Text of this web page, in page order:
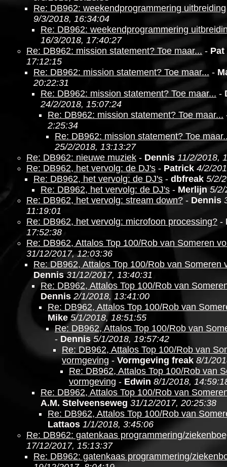
Re: DB962: weekendprogrammering uitbreiding
9/3/2018, 16:34:04
Re: DB962: weekendprogrammering
16/3/2018, 17:40:27
Re: DB962: mission statement? Toe maar... - Pat
17:12:15
Re: DB962: mission statement? Toe maar... -
20:22:31
Re: DB962: mission statement? Toe maar... -
24/2/2018, 15:07:24
Re: DB962: mission statement? Toe maar...
2:25:34
Re: DB962: mission statement? Toe
25/2/2018, 13:13:27
Re: DB962: nieuwe muziek - Dennis 11/2/2018,
Re: DB962, het vervolg: de DJ's - Patrick 4/2/
Re: DB962, het vervolg: de DJ's - dbfreak 5/2/
Re: DB962, het vervolg: de DJ's - Merlijn 5/2/
Re: DB962, het vervolg: stream down? - Dennis
11:19:01
Re: DB962, het vervolg: microfoon processing? -
17:52:38
Re: DB962, Attalos Top 100/Rob van Someren
31/12/2017, 12:03:36
Re: DB962, Attalos Top 100/Rob van Someren
Dennis 31/12/2017, 13:40:31
Re: DB962, Attalos Top 100/Rob van
Dennis 2/1/2018, 13:41:00
Re: DB962, Attalos Top 100/Rob van
Mike 5/1/2018, 18:51:55
Re: DB962, Attalos Top 100/Rob van
- Dennis 5/1/2018, 19:57:42
Re: DB962, Attalos Top 100/Rob van
vormgeving - Vormgeving freak 8/1/
Re: DB962, Attalos Top 100/Rob van
vormgeving - Edwin 8/1/2018,
Re: DB962, Attalos Top 100/Rob van
A.M. Stelveenseweg 31/12/2017, 20:25:38
Re: DB962, Attalos Top 100/Rob van
Lattaos 1/1/2018, 3:45:06
Re: DB962: gatenkaas programmering/
17/12/2017, 15:13:37
Re: DB962: gatenkaas programmering/